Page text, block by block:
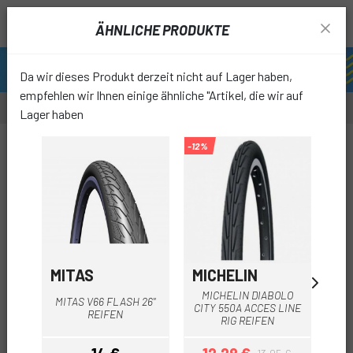
ÄHNLICHE PRODUKTE
Da wir dieses Produkt derzeit nicht auf Lager haben,
empfehlen wir Ihnen einige ähnliche "Artikel, die wir auf
Lager haben
MITAS
MITAS V66 FLASH 26"
REIFEN
-12%
MICHELIN
MICHELIN DIABOLO
CITY 550A ACCES LINE
RIG REIFEN